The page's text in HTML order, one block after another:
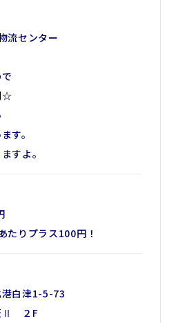
流センター
☆
す。
すよ。
りプラス100円！
白津1-5-73
Ⅱ ２F